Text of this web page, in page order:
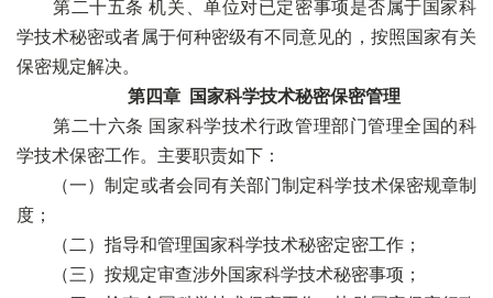
第二十五条 机关、单位对已定密事项是否属于国家科
学技术秘密或者属于何种密级有不同意见的，按照国家有关
保密规定解决。
第四章 国家科学技术秘密保密管理
第二十六条 国家科学技术行政管理部门管理全国的科
学技术保密工作。主要职责如下：
（一）制定或者会同有关部门制定科学技术保密规章制
度；
（二）指导和管理国家科学技术秘密定密工作；
（三）按规定审查涉外国家科学技术秘密事项；